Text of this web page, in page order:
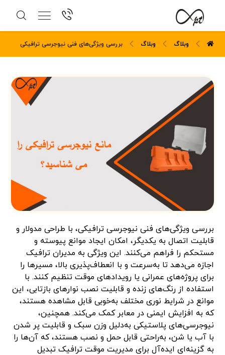
وبلاگ وبلاگ ​بررسی ویژگی‌های فنی نیوجرسی ترافیکی
​بررسی ویژگی‌های فنی نیوجرسی ترافیکی، با طراحی مدولار و
قابلیت اتصال به یکدیگر، امکان ایجاد موانع پیوسته و
مستحکم را فراهم می‌کنند. این ویژگی به مدیران ترافیک
اجازه می‌دهد تا به‌سرعت و با انعطاف‌پذیری بالا، مسیرها را
برای پروژه‌های عمرانی یا رویدادهای موقت تنظیم کنند. با
استفاده از رنگ‌های زنده و قابلیت نصب نوارهای بازتابی، این
موانع در شرایط نوری مختلف به‌خوبی قابل مشاهده هستند،
که به افزایش ایمنی در معابر کمک می‌کند. همچنین،
نیوجرسی‌های پلاستیکی به‌دلیل وزن سبک و قابلیت پر شدن
با آب یا شن، به‌راحتی قابل حمل و نصب هستند، که آن‌ها را
به گزینه‌ای ایده‌آل برای مدیریت موقت ترافیک تبدیل